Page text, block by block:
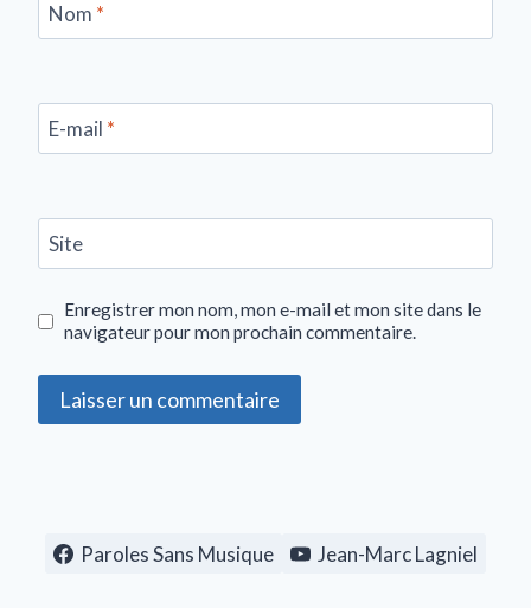
Nom *
E-mail *
Site
Enregistrer mon nom, mon e-mail et mon site dans le
navigateur pour mon prochain commentaire.
Paroles Sans Musique Jean-Marc Lagniel